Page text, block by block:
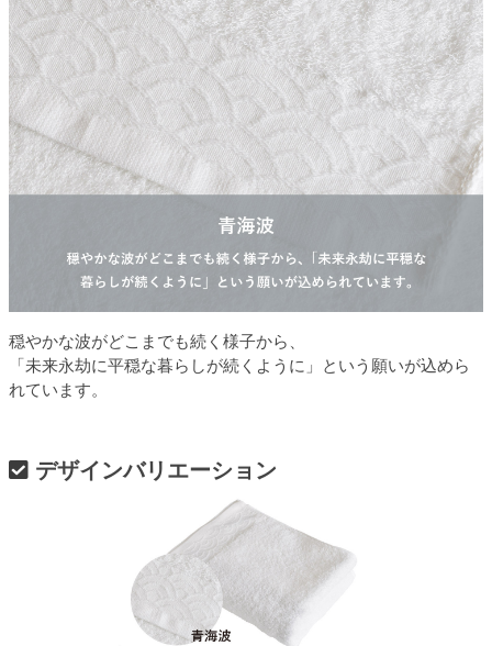
穏やかな波がどこまでも続く様子から、
「未来永劫に平穏な暮らしが続くように」という願いが込めら
れています。
デザインバリエーション